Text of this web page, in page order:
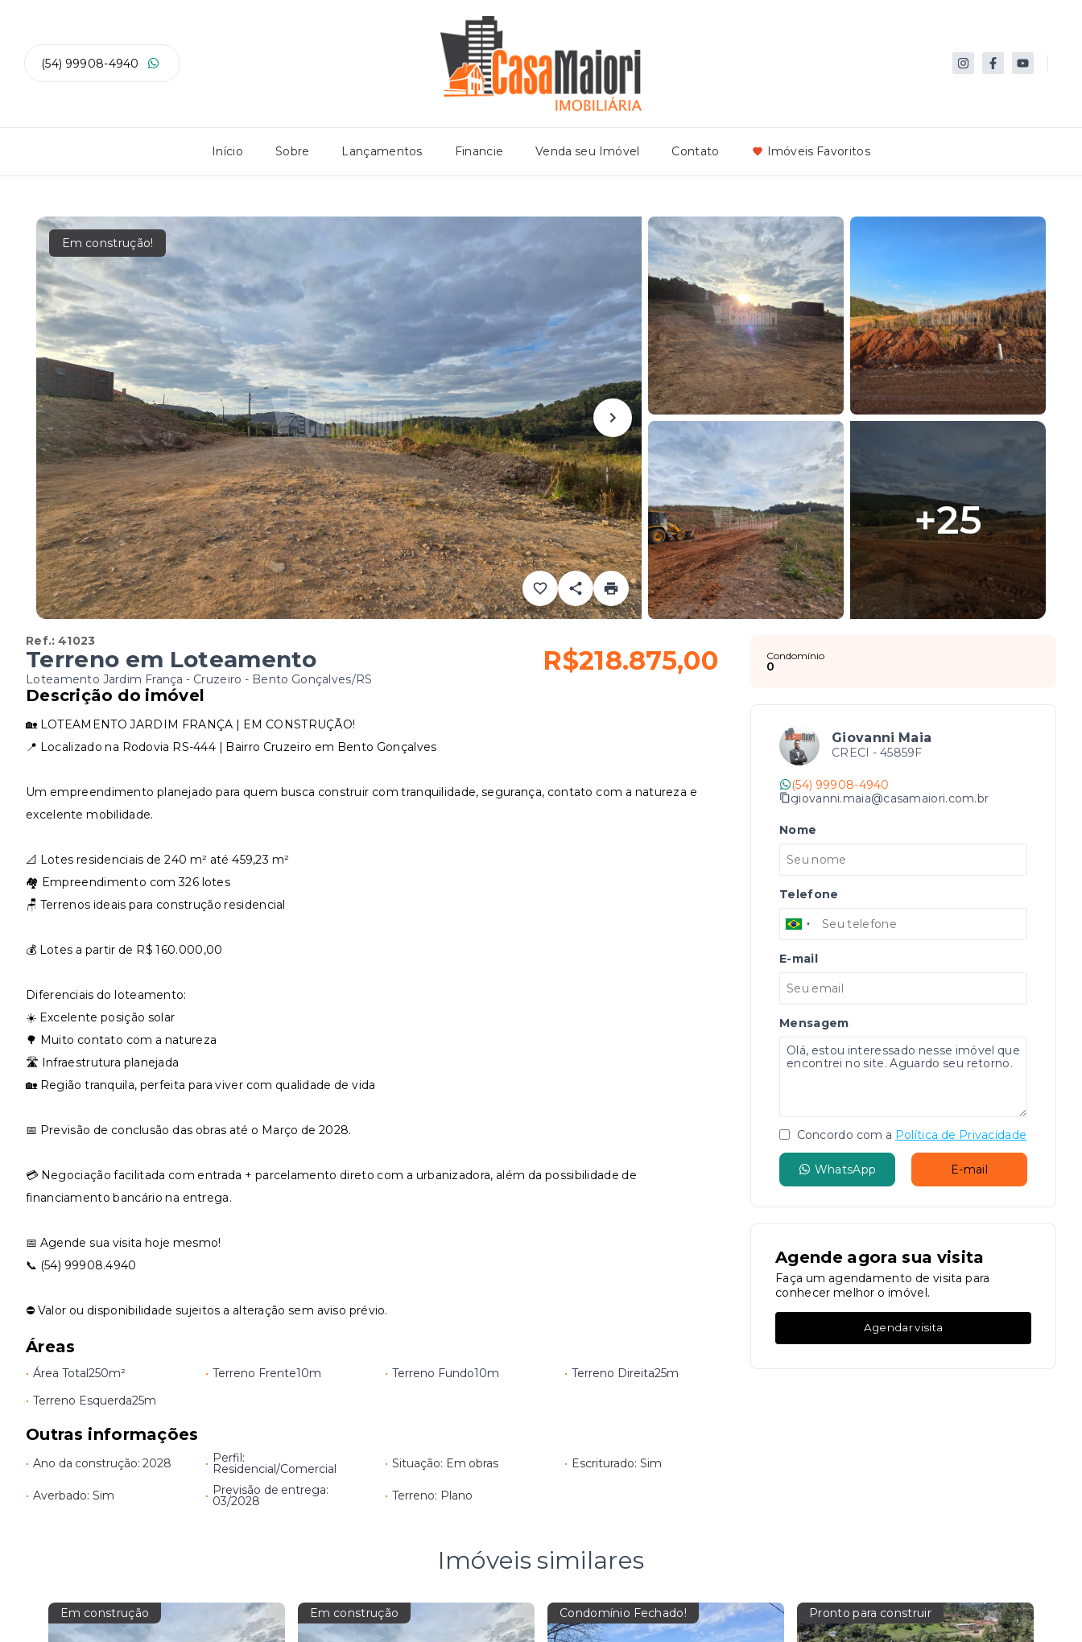
(54) 99908-4940
Início Sobre Lançamentos Financie Venda seu Imóvel Contato Imóveis Favoritos
Em construção!
+25
Ref.:41023
Terreno em Loteamento
Loteamento Jardim França - Cruzeiro - Bento Gonçalves/RS
R$218.875,00
Descrição do imóvel
🏡 LOTEAMENTO JARDIM FRANÇA | EM CONSTRUÇÃO!
📍 Localizado na Rodovia RS-444 | Bairro Cruzeiro em Bento Gonçalves
Um empreendimento planejado para quem busca construir com tranquilidade, segurança, contato com a natureza e
excelente mobilidade.
📐 Lotes residenciais de 240 m² até 459,23 m²
🏘️ Empreendimento com 326 lotes
🪑 Terrenos ideais para construção residencial
💰 Lotes a partir de R$ 160.000,00
Diferenciais do loteamento:
☀️ Excelente posição solar
🌳 Muito contato com a natureza
🛣️ Infraestrutura planejada
🏡 Região tranquila, perfeita para viver com qualidade de vida
📅 Previsão de conclusão das obras até o Março de 2028.
💳 Negociação facilitada com entrada + parcelamento direto com a urbanizadora, além da possibilidade de
financiamento bancário na entrega.
📅 Agende sua visita hoje mesmo!
📞 (54) 99908.4940
⛔ Valor ou disponibilidade sujeitos a alteração sem aviso prévio.
Áreas
• Área Total250m² • Terreno Frente10m • Terreno Fundo10m • Terreno Direita25m
• Terreno Esquerda25m
Outras informações
• Ano da construção: 2028 • Perfil:
Residencial/Comercial • Situação: Em obras • Escriturado: Sim
• Averbado: Sim • Previsão de entrega:
03/2028 • Terreno: Plano
Condomínio
0
Giovanni Maia
CRECI - 45859F
(54) 99908-4940
giovanni.maia@casamaiori.com.br
Nome
Telefone
E-mail
Mensagem
Concordo com a Política de Privacidade
WhatsApp E-mail
Agende agora sua visita
Faça um agendamento de visita para
conhecer melhor o imóvel.
Agendar visita
Imóveis similares
Em construção Em construção Condomínio Fechado! Pronto para construir